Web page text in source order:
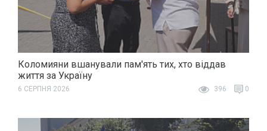
Коломияни вшанували пам'ять тих, хто віддав
життя за Україну
6 СЕРПНЯ 2026 396 0